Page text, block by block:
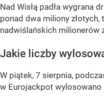
Nad Wisłą padła wygrana
ponad dwa miliony
nadwiślańskich milionerów
Jakie liczby
W piątek, 7 sierpnia,
w Eurojackpot wylosowano